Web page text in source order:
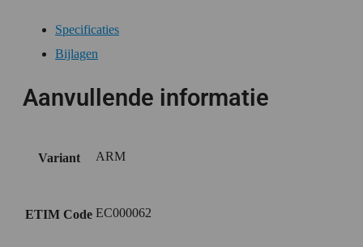
Specificaties
Bijlagen
Aanvullende informatie
Variant ARM
ETIM Code EC000062